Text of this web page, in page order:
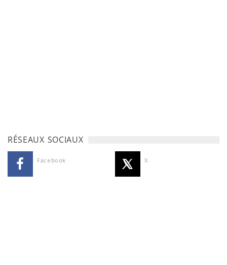
RÉSEAUX SOCIAUX
Facebook X